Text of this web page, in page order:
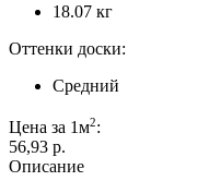
18.07 кг
Оттенки доски:
Средний
Цена за 1м2:
56,93 p.
Описание